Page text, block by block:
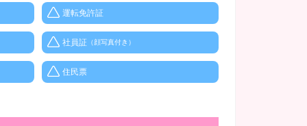
運転免許証
社員証 （顔写真付き）
住民票